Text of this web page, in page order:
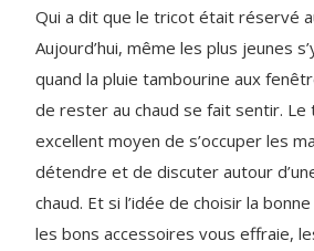
Qui a dit que le tricot était réservé
Aujourd’hui, même les plus jeunes
quand la pluie tambourine aux
de rester au chaud se fait sentir. Le
excellent moyen de s’occuper les
détendre et de discuter autour
chaud. Et si l’idée de choisir la
les bons accessoires vous effraie,